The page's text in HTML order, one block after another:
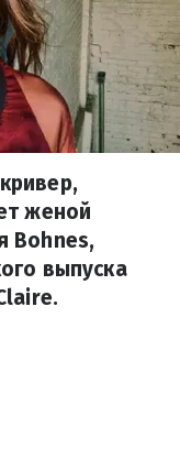
женой
Bohnes,
выпуска